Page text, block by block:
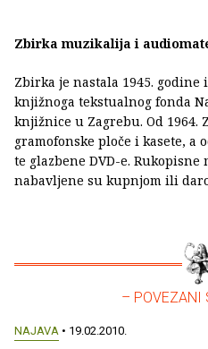
Zbirka muzikalija i
Zbirka je nastala 1945.
knjižnoga tekstualnog fonda
knjižnice u Zagrebu. Od
gramofonske ploče i kasete, a
te glazbene DVD-e.
nabavljene su kupnjom ili
– POVEZANI
NAJAVA • 19.02.2010.